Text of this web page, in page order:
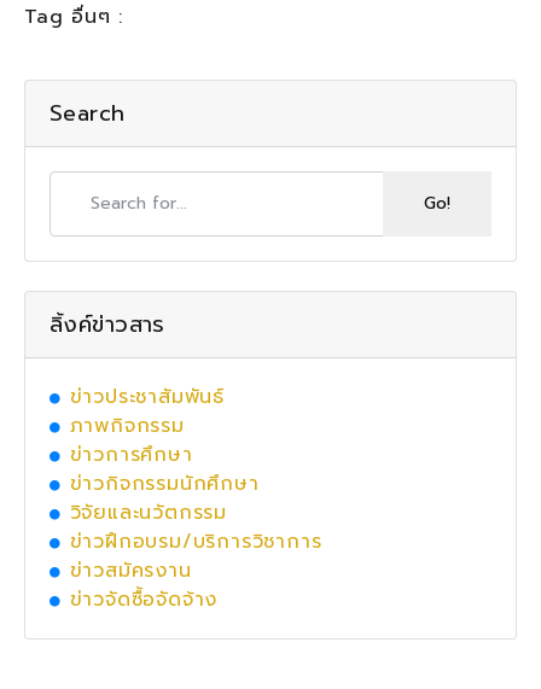
Tag อื่นๆ :
Search
ลิ้งค์ข่าวสาร
ข่าวประชาสัมพันธ์
ภาพกิจกรรม
ข่าวการศึกษา
ข่าวกิจกรรมนักศึกษา
วิจัยและนวัตกรรม
ข่าวฝึกอบรม/บริการวิชาการ
ข่าวสมัครงาน
ข่าวจัดซื้อจัดจ้าง